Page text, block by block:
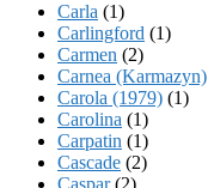
Carla (1)
Carlingford (1)
Carmen (2)
Carnea (Karmazyn)
Carola (1979) (1)
Carolina (1)
Carpatin (1)
Cascade (2)
Caspar(2)